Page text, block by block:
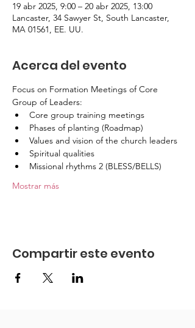
19 abr 2025, 9:00 – 20 abr 2025, 13:00
Lancaster, 34 Sawyer St, South Lancaster,
MA 01561, EE. UU.
Acerca del evento
Focus on Formation Meetings of Core
Group of Leaders:
Core group training meetings
Phases of planting (Roadmap)
Values and vision of the church leaders
Spiritual qualities
Missional rhythms 2 (BLESS/BELLS)
Mostrar más
Compartir este evento